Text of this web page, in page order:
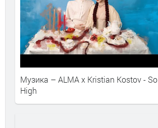
Музика – ALMA x Kristian Kostov - So
High